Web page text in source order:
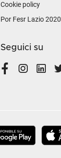
Cookie policy
Por Fesr Lazio 2020
Seguici su